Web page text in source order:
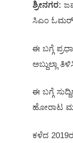
ಶ್ರೀನಗರ:
ಸಿಎಂ ಓಮರ್‌
ಈ ಬಗ್ಗೆ
ಅಬ್ದುಲ್ಲಾ
ಈ ಬಗ್ಗೆ
ಹೋರಾಟ
ಕಳೆದ